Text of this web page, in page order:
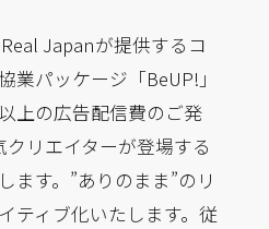
Japanが提供するコ
業パッケージ「BeUP!」
上の広告配信費のご発
リエイターが登場する
ます。”ありのまま”のリ
ティブ化いたします。従